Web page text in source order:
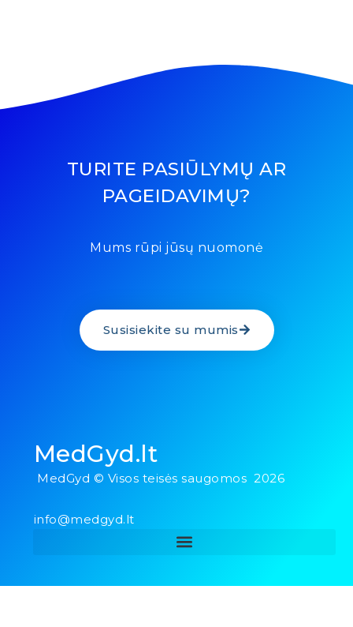
TURITE PASIŪLYMŲ AR
PAGEIDAVIMŲ?
Mums rūpi jūsų nuomonė
Susisiekite su mumis
MedGyd.lt
MedGyd © Visos teisės saugomos 2026
info@medgyd.lt